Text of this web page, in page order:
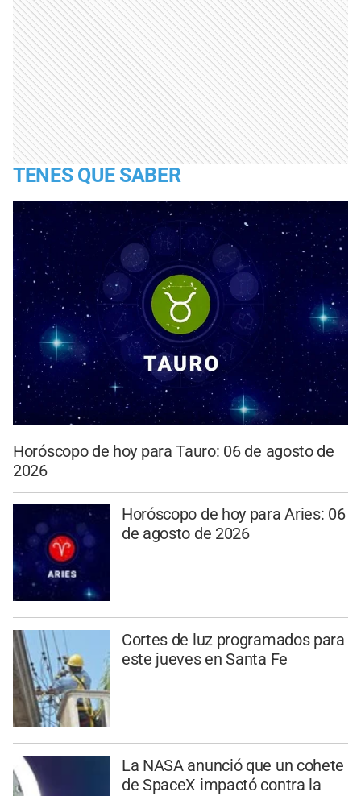
TENES QUE SABER
Horóscopo de hoy para Tauro: 06 de agosto de
2026
Horóscopo de hoy para Aries: 06
de agosto de 2026
Cortes de luz programados para
este jueves en Santa Fe
La NASA anunció que un cohete
de SpaceX impactó contra la